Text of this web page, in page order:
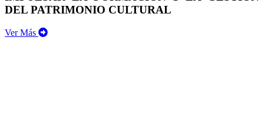
DEL PATRIMONIO CULTURAL
Ver Más